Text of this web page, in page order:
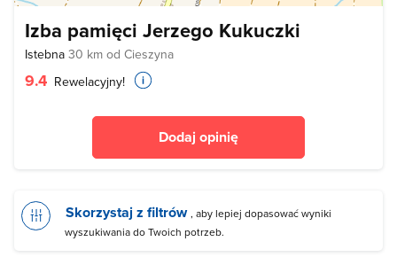
Izba pamięci Jerzego Kukuczki
Istebna 30 km od Cieszyna
9.4 Rewelacyjny!
Dodaj opinię
Skorzystaj z filtrów , aby lepiej dopasować wyniki
wyszukiwania do Twoich potrzeb.